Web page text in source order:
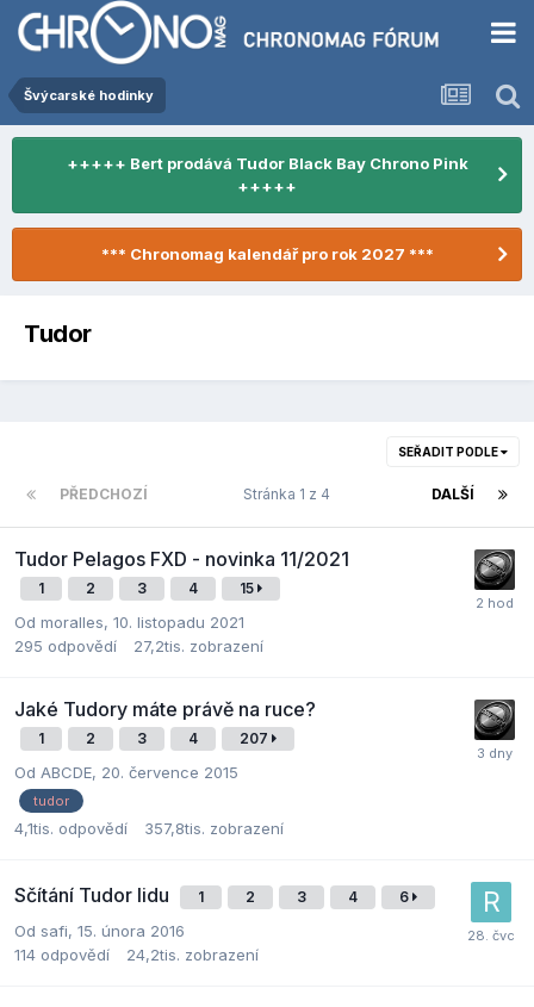
Švýcarské hodinky
+++++ Bert prodává Tudor Black Bay Chrono Pink
+++++
*** Chronomag kalendář pro rok 2027 ***
Tudor
SEŘADIT PODLE
PŘEDCHOZÍ DALŠÍ
Stránka 1 z 4
Tudor Pelagos FXD - novinka 11/2021
1 2 3 4 15
Od moralles, 10. listopadu 2021
295 odpovědí 27,2tis. zobrazení
Jaké Tudory máte právě na ruce?
1 2 3 4 207
Od ABCDE, 20. července 2015
tudor
4,1tis. odpovědí 357,8tis. zobrazení
Sčítání Tudor lidu 1 2 3 4 6
Od safi, 15. února 2016
114 odpovědí 24,2tis. zobrazení